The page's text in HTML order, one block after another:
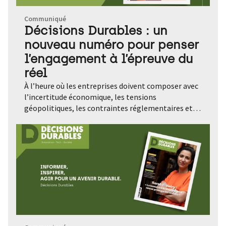
Communiqué
Décisions Durables : un
nouveau numéro pour penser
l’engagement à l’épreuve du
réel
À l’heure où les entreprises doivent composer avec
l’incertitude économique, les tensions
géopolitiques, les contraintes réglementaires et
leurs engagements ? C’est la question qui traverse
le nouveau numéro de Décisions Durables. Un
dossier consacré aux entreprises à mission Au cœur
de cette édition, un dossier consacré aux
entreprises à mission, ces organisations qui ont
choisi d’inscrire leur raison d’être et leurs objectifs
sociaux et environnementaux dans leurs statuts.
Elles sont aujourd’hui plus de 2 500 en France. Mais